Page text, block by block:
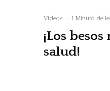
Videos · 1 Minuto de
¡Los
salud!